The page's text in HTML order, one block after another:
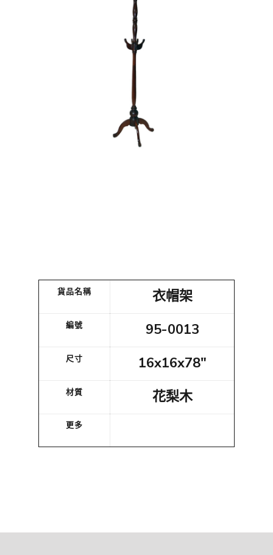
貨品名稱 衣帽架
編號 95-0013
尺寸 16x16x78"
材質 花梨木
更多